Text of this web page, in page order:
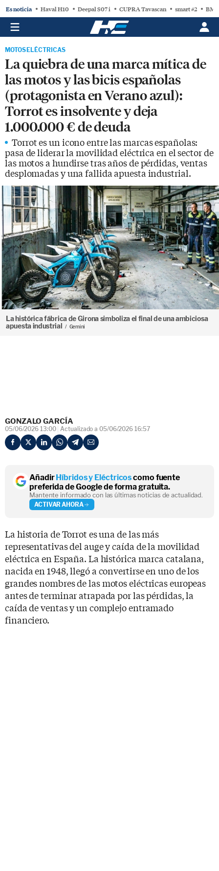
Es noticia Haval H10 Deepal S07 i CUPRA Tavascan smart #2
MOTOS ELÉCTRICAS
La quiebra de una marca mítica de
las motos y las bicis españolas
(protagonista en Verano azul):
Torrot es insolvente y deja
1.000.000 € de deuda
Torrot es un icono entre las marcas españolas:
pasa de liderar la movilidad eléctrica en el sector de
las motos a hundirse tras años de pérdidas, ventas
desplomadas y una fallida apuesta industrial.
La histórica fábrica de Girona simboliza el final de una ambiciosa
apuesta industrial
Gemini
GONZALO GARCÍA
05/06/2026 13:00 Actualizado a 05/06/2026 16:57
AñadirHíbridos y Eléctricoscomo fuente
preferida de Google de forma gratuita.
Mantente informado con las últimas noticias de actualidad.
ACTIVAR AHORA
La historia de Torrot es una de las más
representativas del auge y caída de la movilidad
eléctrica en España. La histórica marca catalana,
nacida en 1948, llegó a convertirse en uno de los
grandes nombres de las motos eléctricas europeas
antes de terminar atrapada por las pérdidas, la
caída de ventas y un complejo entramado
financiero.